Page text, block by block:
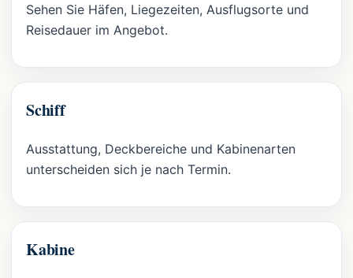
Sehen Sie Häfen, Liegezeiten, Ausflugsorte und
Reisedauer im Angebot.
Schiff
Ausstattung, Deckbereiche und Kabinenarten
unterscheiden sich je nach Termin.
Kabine